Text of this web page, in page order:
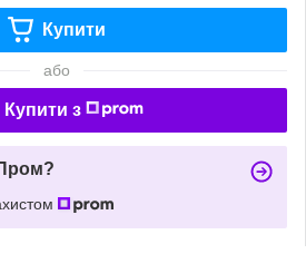
Купити
або
Купити з